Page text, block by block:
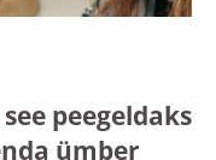
peegeldaks
ümber